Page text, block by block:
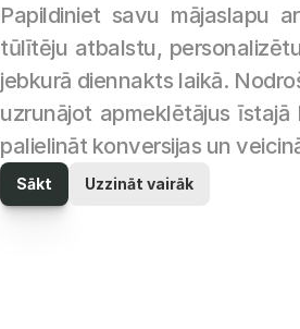
Papildiniet savu mājaslapu
tūlītēju atbalstu,
jebkurā diennakts laikā.
uzrunājot apmeklētājus
palielināt konversijas un
Sākt Uzzināt vairāk